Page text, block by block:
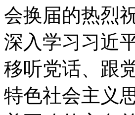
会换届的热烈
深入学习习近
移听党话、跟
特色社会主义